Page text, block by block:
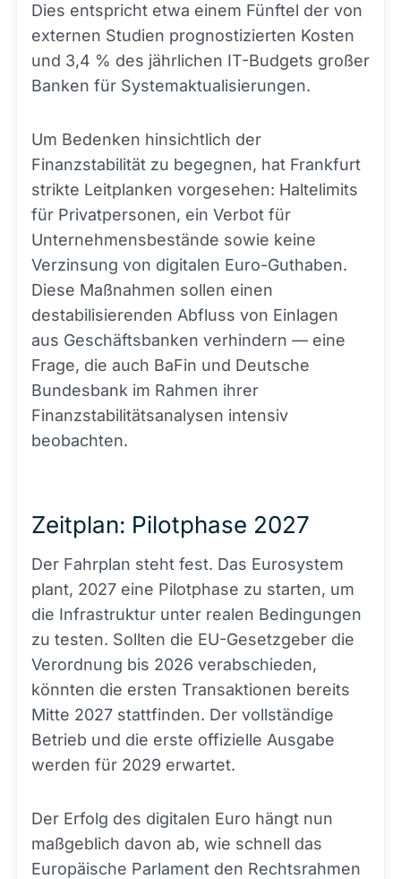
Dies entspricht etwa einem Fünftel der von
externen Studien prognostizierten Kosten
und 3,4 % des jährlichen IT-Budgets großer
Banken für Systemaktualisierungen.
Um Bedenken hinsichtlich der
Finanzstabilität zu begegnen, hat Frankfurt
strikte Leitplanken vorgesehen: Haltelimits
für Privatpersonen, ein Verbot für
Unternehmensbestände sowie keine
Verzinsung von digitalen Euro-Guthaben.
Diese Maßnahmen sollen einen
destabilisierenden Abfluss von Einlagen
aus Geschäftsbanken verhindern — eine
Frage, die auch BaFin und Deutsche
Bundesbank im Rahmen ihrer
Finanzstabilitätsanalysen intensiv
beobachten.
Zeitplan: Pilotphase 2027
Der Fahrplan steht fest. Das Eurosystem
plant, 2027 eine Pilotphase zu starten, um
die Infrastruktur unter realen Bedingungen
zu testen. Sollten die EU-Gesetzgeber die
Verordnung bis 2026 verabschieden,
könnten die ersten Transaktionen bereits
Mitte 2027 stattfinden. Der vollständige
Betrieb und die erste offizielle Ausgabe
werden für 2029 erwartet.
Der Erfolg des digitalen Euro hängt nun
maßgeblich davon ab, wie schnell das
Europäische Parlament den Rechtsrahmen